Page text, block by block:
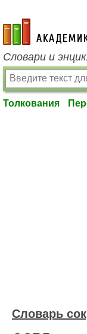
academic.ru
Словари и
Толкования
Словарь